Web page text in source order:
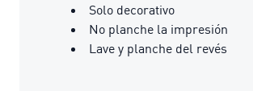
Solo decorativo
No planche la impresión
Lave y planche del revés